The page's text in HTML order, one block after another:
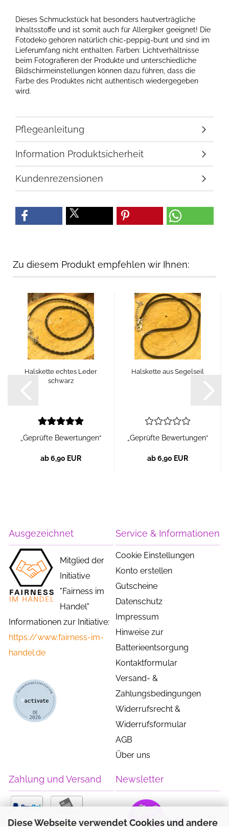
Diese Webseite verwendet Cookies und andere
Dieses Schmuckstück hat besonders hautverträgliche
Inhaltsstoffe und ist somit auch für Allergiker geeignet! Die
Fotodeko gehören natürlich chic-peppig-bunt und sind im
Lieferumfang nicht enthalten. Farben: Lichtverhältnisse
beim Fotografieren der Produkte und unterschiedliche
Bildschirmeinstellungen können dazu führen, dass die
Farbe des Produktes nicht authentisch wiedergegeben
wird.
Pflegeanleitung
Information Produktsicherheit
Kundenrezensionen
Zu diesem Produkt empfehlen wir Ihnen:
Halskette echtes Leder
schwarz
„Geprüfte Bewertungen“
ab 6,90 EUR
Halskette aus Segelseil
„Geprüfte Bewertungen“
ab 6,90 EUR
Ausgezeichnet
Mitglied der
Initiative
"Fairness im
Handel"
Informationen zur Initiative:
https://www.fairness-im-
handel.de
Service & Informationen
Cookie Einstellungen
Konto erstellen
Gutscheine
Datenschutz
Impressum
Hinweise zur
Batterieentsorgung
Kontaktformular
Versand- &
Zahlungsbedingungen
Widerrufsrecht &
Widerrufsformular
AGB
Über uns
Zahlung und Versand Newsletter